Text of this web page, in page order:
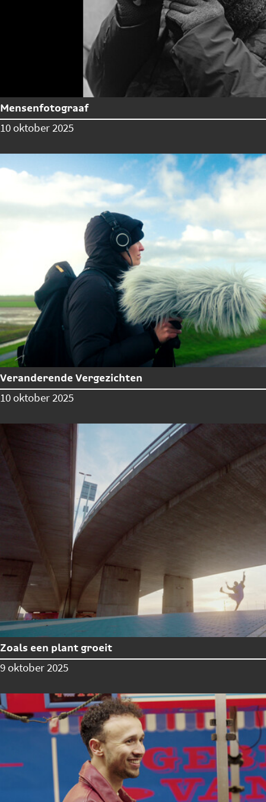
Mensenfotograaf
10 oktober 2025
Veranderende Vergezichten
10 oktober 2025
Zoals een plant groeit
9 oktober 2025